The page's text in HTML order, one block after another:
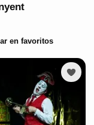
en favoritos